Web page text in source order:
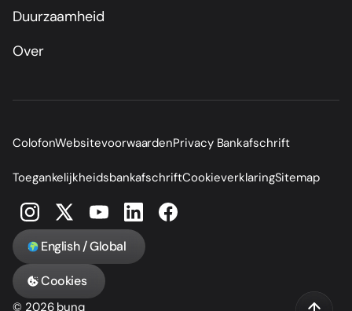
Duurzaamheid
Over
ColofonWebsitevoorwaardenPrivacy Bankafschrift
ToegankelijkheidsbankafschriftCookieverklaringSitemap
English / Global
Cookies
© 2026 bunq